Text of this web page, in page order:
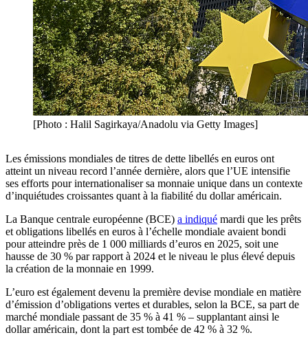
[Photo : Halil Sagirkaya/Anadolu via Getty Images]
Les émissions mondiales de titres de dette libellés en euros ont
atteint un niveau record l’année dernière, alors que l’UE intensifie
ses efforts pour internationaliser sa monnaie unique dans un contexte
d’inquiétudes croissantes quant à la fiabilité du dollar américain.
La Banque centrale européenne (BCE) a indiqué mardi que les prêts
et obligations libellés en euros à l’échelle mondiale avaient bondi
pour atteindre près de 1 000 milliards d’euros en 2025, soit une
hausse de 30 % par rapport à 2024 et le niveau le plus élevé depuis
la création de la monnaie en 1999.
L’euro est également devenu la première devise mondiale en matière
d’émission d’obligations vertes et durables, selon la BCE, sa part de
marché mondiale passant de 35 % à 41 % – supplantant ainsi le
dollar américain, dont la part est tombée de 42 % à 32 %.